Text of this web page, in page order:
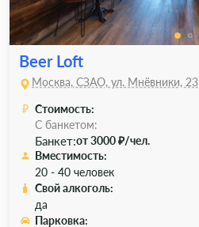
Beer Loft
Москва, СЗАО, ул. Мнёвники, 23
Стоимость:
С банкетом:
Банкет:от 3000 ₽/чел.
Вместимость:
20 - 40 человек
Свой алкоголь:
да
Парковка: